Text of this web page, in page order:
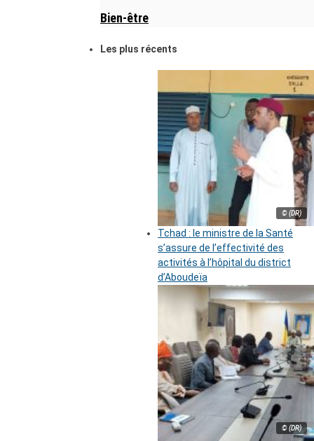
Bien-être
Les plus récents
© (DR)
Tchad : le ministre de la Santé
s’assure de l’effectivité des
activités à l’hôpital du district
d’Aboudeïa
© (DR)